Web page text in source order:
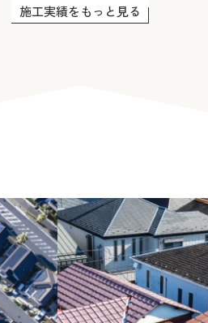
施工実績をもっと見る